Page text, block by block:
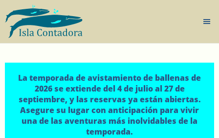
La temporada de avistamiento de ballenas de
2026 se extiende del 4 de julio al 27 de
septiembre, y las reservas ya están abiertas.
Asegure su lugar con anticipación para vivir
una de las aventuras más inolvidables de la
temporada.